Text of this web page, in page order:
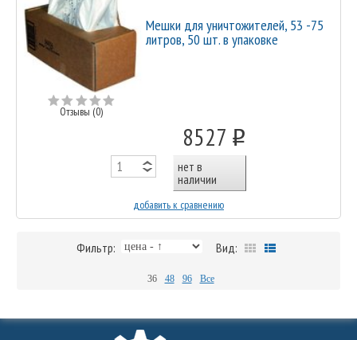
Отзывы (0)
Мешки для уничтожителей, 53 -75
литров, 50 шт. в упаковке
8527 o
нет в
наличии
добавить к сравнению
Фильтр: Вид:
36 48 96 Все